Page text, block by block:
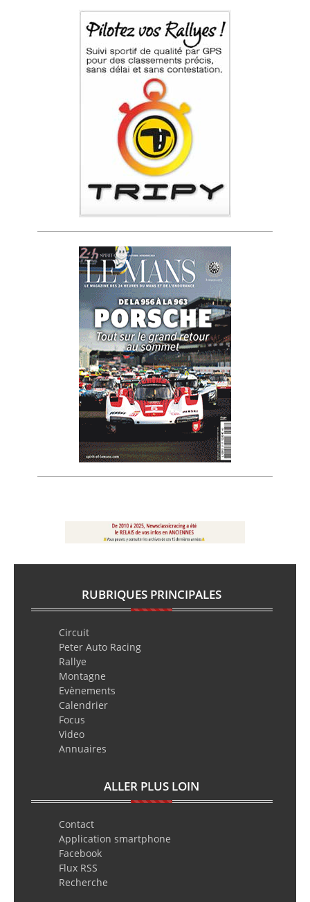
RUBRIQUES PRINCIPALES
Circuit
Peter Auto Racing
Rallye
Montagne
Evènements
Calendrier
Focus
Video
Annuaires
ALLER PLUS LOIN
Contact
Application smartphone
Facebook
Flux RSS
Recherche